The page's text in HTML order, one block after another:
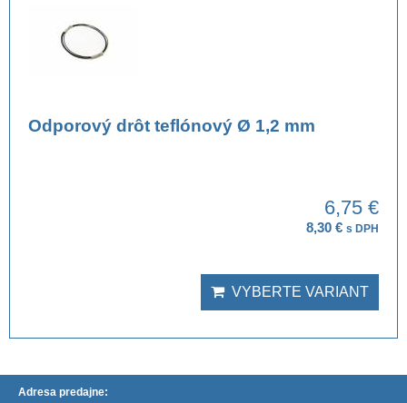
Odporový drôt teflónový Ø 1,2 mm
6,75 €
8,30 € s DPH
VYBERTE VARIANT
Adresa predajne: